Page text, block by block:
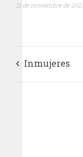
11 de noviembre de
Inmujeres